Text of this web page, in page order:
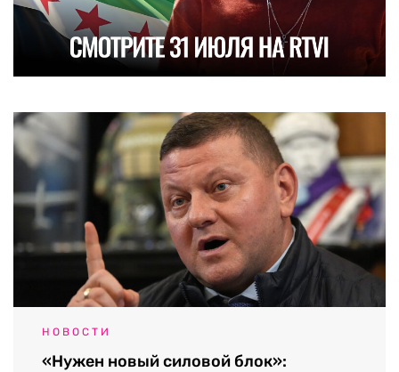
НОВОСТИ
«Нужен новый силовой блок»: